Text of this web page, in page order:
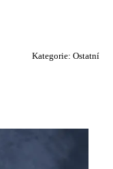
Kategorie: Ostatní